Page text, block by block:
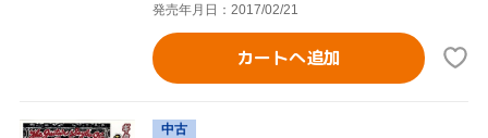
発売年月日：2017/02/21
カートへ追加
中古